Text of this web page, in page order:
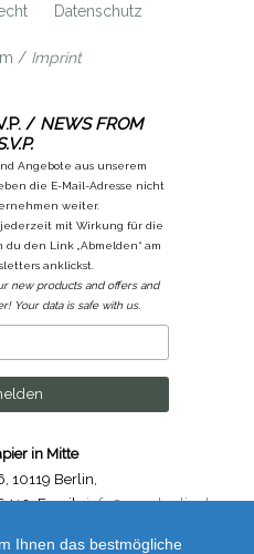
Datenschutz
/ Imprint
/ NEWS FROM
Angebote aus unserem
die E-Mail-Adresse nicht
weiter.
mit Wirkung für die
den Link „Abmelden“ am
anklickst.
new products and offers and
Your data is safe with us.
in Mitte
10119 Berlin
,Email :info@rsvp-berlin.de
Ihnen das bestmögliche